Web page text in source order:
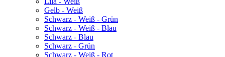
Gelb - Weiß
Schwarz - Weiß - Grün
Schwarz - Weiß - Blau
Schwarz - Blau
Schwarz - Grün
Schwarz - Weiß - Rot